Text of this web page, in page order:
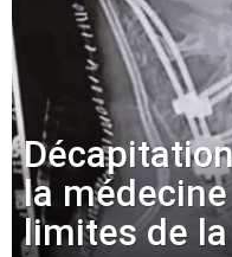
la
limites de